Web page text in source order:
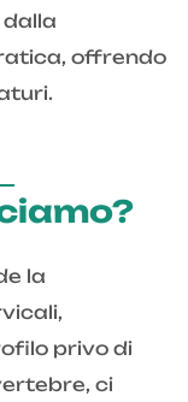
offrendo
la
privo di
ci